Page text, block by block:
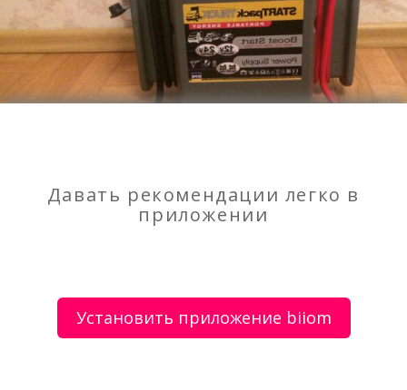
Прикурить автомобиль с
разряженным аккумулятором 24/7
Давать рекомендации легко в
приложении
Установить приложение biiom